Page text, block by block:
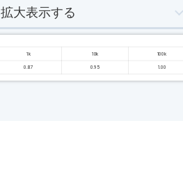
拡大表示する
1k 10k 100k
0.87 0.95 1.00